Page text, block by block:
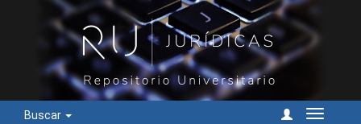
Buscar
Cambiar